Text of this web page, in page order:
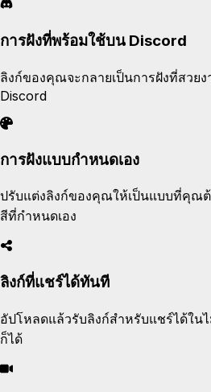
การฝังที่พร้อมใช้บน Discord
ลิงก์ของคุณจะกลายเป็นการฝังที่สวย
Discord
การฝังแบบกำหนดเอง
ปรับแต่งลิงก์ของคุณให้เป็นแบบที่คุณ
สีที่กำหนดเอง
ลิงก์ที่แชร์ได้ทันที
อัปโหลดแล้วรับลิงก์สำหรับแชร์ได้ใ
ก็ได้